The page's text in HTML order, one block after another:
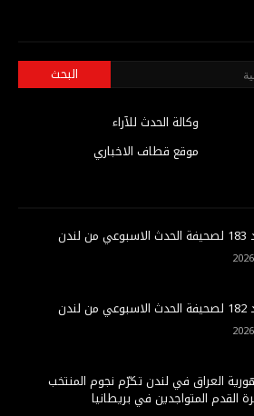
وكالة الحدث للآراء
موقع قطاف الاخباري
العراق في لندن تكرّم نجوم المنتخب
القدم المتواجدين في بريطانيا